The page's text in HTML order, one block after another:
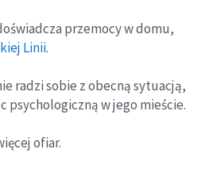
przemocy w domu,
Linii.
radzi sobie z obecną sytuacją,
psychologiczną w jego mieście.
ofiar.